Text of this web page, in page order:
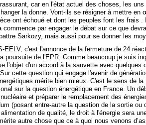
car en l'état actuel des choses, les
la donne. Vont-ils se résigner à mettre en
ont échoué et dont les peuples font les frais .
commence par engager le débat sur ce que
Sarkozy, mais aussi pour se donner les
EELV, c'est l'annonce de la fermeture de 24
poursuite de l'EPR. Comme beaucoup je suis
l'objet d'un accord à la sauvette avec quelques
cette question qui engage l'avenir de
mérite bien mieux. C'est le sens de la
sur la question énergétique en France. Un
et préparer le remplacement des
(posant entre-autre la question de la sortie ou
de qualité, le droit à l'énergie sera
autre chose que ce à quoi nous venons